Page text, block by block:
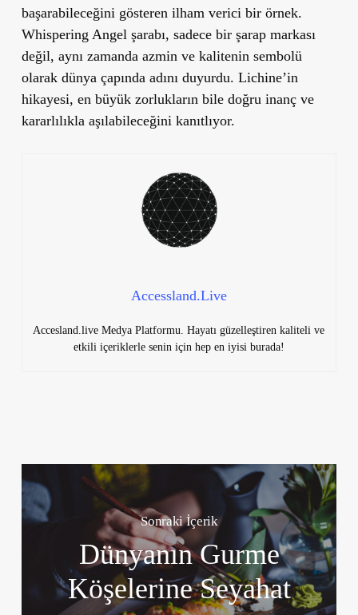
başarabileceğini gösteren ilham verici bir örnek.
Whispering Angel şarabı, sadece bir şarap markası
değil, aynı zamanda azmin ve kalitenin sembolü
olarak dünya çapında adını duyurdu. Lichine’in
hikayesi, en büyük zorlukların bile doğru inanç ve
kararlılıkla aşılabileceğini kanıtlıyor.
Accessland.Live
Accesland.live Medya Platformu. Hayatı güzelleştiren kaliteli ve
etkili içeriklerle senin için hep en iyisi burada!
Sonraki İçerik
Dünyanın Gurme
Köşelerine Seyahat